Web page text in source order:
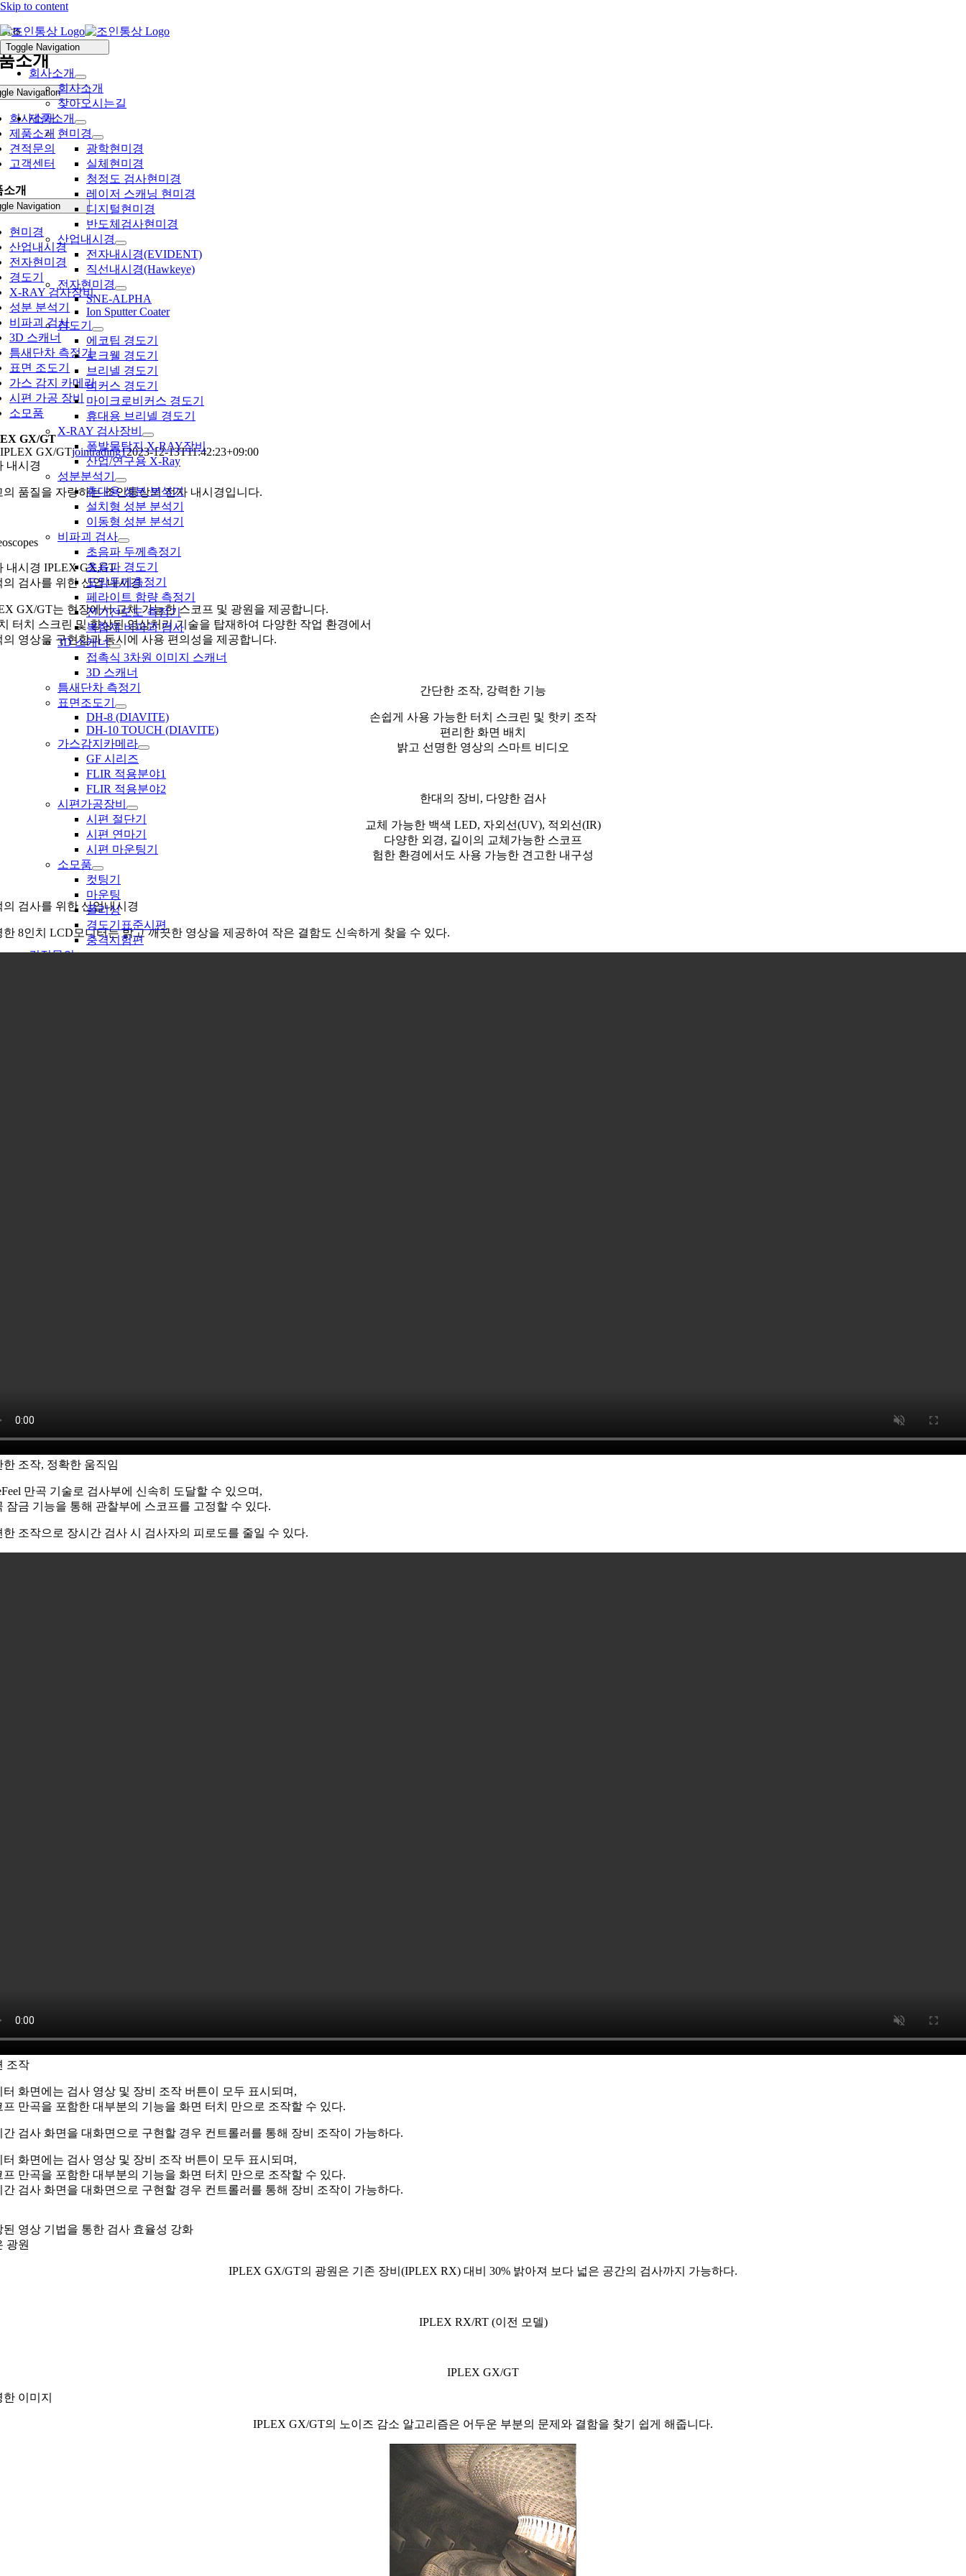
Skip to content
Toggle Navigation
회사소개
회사소개
찾아오시는길
제품소개
현미경
광학현미경
실체현미경
청정도 검사현미경
레이저 스캐닝 현미경
디지털현미경
반도체검사현미경
산업내시경
전자내시경(EVIDENT)
직선내시경(Hawkeye)
전자현미경
SNE-ALPHA
Ion Sputter Coater
경도기
에코팁 경도기
로크웰 경도기
브리넬 경도기
비커스 경도기
마이크로비커스 경도기
휴대용 브리넬 경도기
X-RAY 검사장비
폭발물탐지 X-RAY장비
산업/연구용 X-Ray
성분분석기
휴대용 성분 분석기
설치형 성분 분석기
이동형 성분 분석기
비파괴 검사
초음파 두께측정기
초음파 경도기
도막두께측정기
페라이트 함량 측정기
전기전도도 측정기
복합재 비파괴 검사
3D 스캐너
접촉식 3차원 이미지 스캐너
3D 스캐너
틈새단차 측정기
표면조도기
DH-8 (DIAVITE)
DH-10 TOUCH (DIAVITE)
가스감지카메라
GF 시리즈
FLIR 적용분야1
FLIR 적용분야2
시편가공장비
시편 절단기
시편 연마기
시편 마운팅기
소모품
컷팅기
마운팅
폴리싱
경도기표준시편
충격시험편
견적문의
소개
Navigation
회사소개
제품소개
견적문의
고객센터
소개
Navigation
현미경
산업내시경
전자현미경
경도기
X-RAY 검사장비
성분 분석기
비파괴 검사
3D 스캐너
틈새단차 측정기
표면 조도기
가스 감지 카메라
시편 가공 장비
소모품
GX/GT
IPLEX GX/GTjointrading12023-12-13T11:42:23+09:00
내시경
의 품질을 자랑하는 조인통상의 전자 내시경입니다.
내시경 IPLEX GX,GT
의 검사를 위한 산업 내시경
GX/GT는 현장에서 교체 가능한 스코프 및 광원을 제공합니다.
터치 스크린 및 향상된 영상처리 기술을 탑재하여 다양한 작업 환경에서
의 영상을 구현함과 동시에 사용 편의성을 제공합니다.
간단한 조작, 강력한 기능
손쉽게 사용 가능한 터치 스크린 및 핫키 조작
편리한 화면 배치
밝고 선명한 영상의 스마트 비디오
한대의 장비, 다양한 검사
교체 가능한 백색 LED, 자외선(UV), 적외선(IR)
다양한 외경, 길이의 교체가능한 스코프
험한 환경에서도 사용 가능한 견고한 내구성
의 검사를 위한 산업내시경
한 8인치 LCD모니터는 밝고 깨끗한 영상을 제공하여 작은 결함도 신속하게 찾을 수 있다.
한 조작, 정확한 움직임
만곡 기술로 검사부에 신속히 도달할 수 있으며,
잠금 기능을 통해 관찰부에 스코프를 고정할 수 있다.
한 조작으로 장시간 검사 시 검사자의 피로도를 줄일 수 있다.
조작
터 화면에는 검사 영상 및 장비 조작 버튼이 모두 표시되며,
프 만곡을 포함한 대부분의 기능을 화면 터치 만으로 조작할 수 있다.
간 검사 화면을 대화면으로 구현할 경우 컨트롤러를 통해 장비 조작이 가능하다.
터 화면에는 검사 영상 및 장비 조작 버튼이 모두 표시되며,
프 만곡을 포함한 대부분의 기능을 화면 터치 만으로 조작할 수 있다.
간 검사 화면을 대화면으로 구현할 경우 컨트롤러를 통해 장비 조작이 가능하다.
된 영상 기법을 통한 검사 효율성 강화
광원
IPLEX GX/GT의 광원은 기존 장비(IPLEX RX) 대비 30% 밝아져 보다 넓은 공간의 검사까지 가능하다.
IPLEX RX/RT (이전 모델)
IPLEX GX/GT
이미지
IPLEX GX/GT의 노이즈 감소 알고리즘은 어두운 부분의 문제와 결함을 찾기 쉽게 해줍니다.